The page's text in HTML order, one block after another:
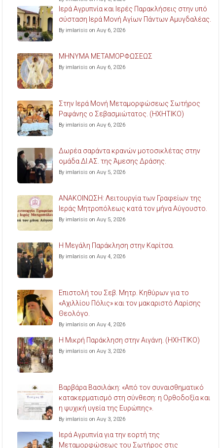
Ιερά Αγρυπνία και Ιερές Παρακλήσεις στην υπό
σύσταση Ιερά Μονή Αγίων Πάντων Αμυγδαλέας.
By imlarisis on Αυγ 6, 2026
ΜΗΝΥΜΑ ΜΕΤΑΜΟΡΦΩΣΕΩΣ
By imlarisis on Αυγ 6, 2026
Στην Ιερά Μονή Μεταμορφώσεως Σωτήρος
Ραψάνης ο Σεβασμιώτατος. (ΗΧΗΤΙΚΟ)
By imlarisis on Αυγ 6, 2026
Δωρέα σαράντα κρανών μοτοσικλέτας στην
ομάδα ΔΙ.ΑΣ. της Άμεσης Δράσης.
By imlarisis on Αυγ 5, 2026
ΑΝΑΚΟΙΝΩΣΗ: Λειτουργία των Γραφείων της
Ιεράς Μητροπόλεως κατά τον μήνα Αύγουστο.
By imlarisis on Αυγ 5, 2026
Η Μεγάλη Παράκληση στην Καρίτσα.
By imlarisis on Αυγ 4, 2026
Επιστολή του Σεβ. Μητρ. Κηθύρων για το
«Αχιλλίου Πόλις» και τον μακαριστό Λαρίσης
Θεολόγο.
By imlarisis on Αυγ 4, 2026
Η Μικρή Παράκληση στην Αιγάνη. (ΗΧΗΤΙΚΟ)
By imlarisis on Αυγ 3, 2026
Βαρβάρα Βασιλάκη: «Από τον συναισθηματικό
κατακερματισμό στη σύνθεση: η Ορθοδοξία και
η ψυχική υγεία της Ευρώπης».
By imlarisis on Αυγ 3, 2026
Ιερά Αγρυπνία για την εορτή της
Μεταμορφώσεως του Σωτήρος στις